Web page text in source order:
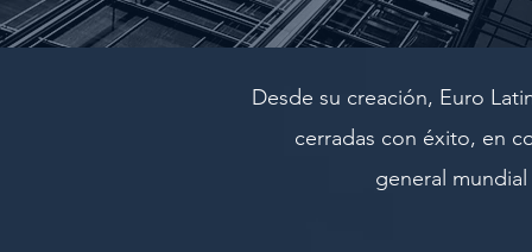
Desde su creación, Euro
cerradas con éxito, en
general